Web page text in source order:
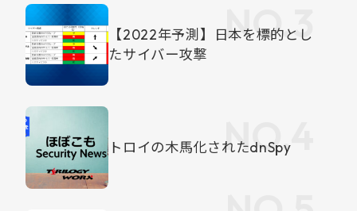
【2022年予測】日本を標的とし
たサイバー攻撃
トロイの木馬化されたdnSpy